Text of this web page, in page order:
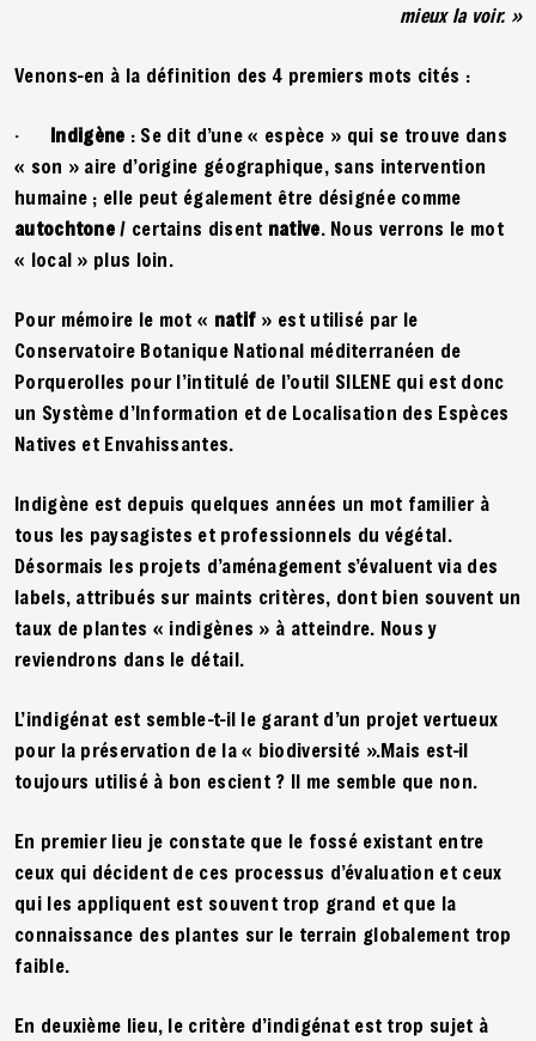
mieux la voir. »
Venons-en à la définition des 4 premiers mots cités :
· Indigène : Se dit d’une « espèce » qui se trouve dans
« son » aire d’origine géographique, sans intervention
humaine ; elle peut également être désignée comme
autochtone/ certains disent native. Nous verrons le mot
« local » plus loin.
Pour mémoire le mot « natif » est utilisé par le
Conservatoire Botanique National méditerranéen de
Porquerolles pour l’intitulé de l’outil SILENE qui est donc
un Système d’Information et de Localisation des Espèces
Natives et Envahissantes.
Indigène est depuis quelques années un mot familier à
tous les paysagistes et professionnels du végétal.
Désormais les projets d’aménagement s’évaluent via des
labels, attribués sur maints critères, dont bien souvent un
taux de plantes « indigènes » à atteindre. Nous y
reviendrons dans le détail.
L’indigénat est semble-t-il le garant d’un projet vertueux
pour la préservation de la « biodiversité ».Mais est-il
toujours utilisé à bon escient ? Il me semble que non.
En premier lieu je constate que le fossé existant entre
ceux qui décident de ces processus d’évaluation et ceux
qui les appliquent est souvent trop grand et que la
connaissance des plantes sur le terrain globalement trop
faible.
En deuxième lieu, le critère d’indigénat est trop sujet à